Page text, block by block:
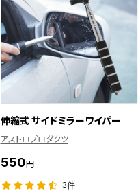
伸縮式 サイドミラーワイパー
アストロプロダクツ
550円
3件